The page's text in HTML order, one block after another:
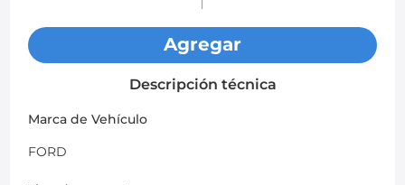
Agregar
Descripción técnica
Marca de Vehículo
FORD